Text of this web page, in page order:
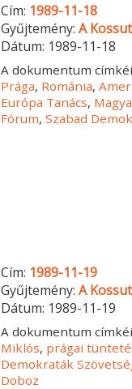
Cím: 1989-11-18
Gyűjtemény:A
Dátum: 1989-11-18
A dokumentum
Prága, Románia,
Európa Tanács,
Fórum,Szabad
Cím: 1989-11-19
Gyűjtemény:A
Dátum: 1989-11-19
A dokumentum
Miklós, prágai
Demokraták
Doboz